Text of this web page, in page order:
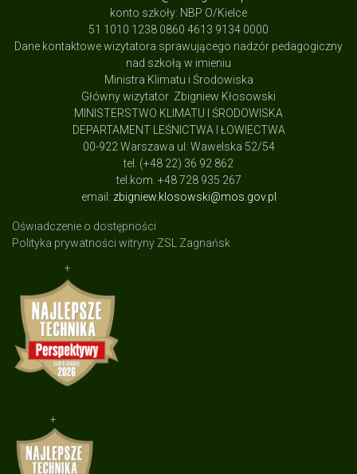
konto szkoły: NBP O/Kielce
51 1010 1238 0860 4613 9134 0000
Dane kontaktowe wizytatora sprawującego nadzór pedagogiczny
nad szkołą w imieniu
Ministra Klimatu i Środowiska
Główny wizytator Zbigniew Kłosowski
MINISTERSTWO KLIMATU I ŚRODOWISKA
DEPARTAMENT LEŚNICTWA I ŁOWIECTWA
00-922 Warszawa ul: Wawelska 52/54
tel. (+48 22) 36 92 862
tel.kom. +48 728 935 267
email: zbigniew.klosowski@mos.gov.pl
Oświadczenie o dostępności
Polityka prywatności witryny ZSL Zagnańsk
+
+